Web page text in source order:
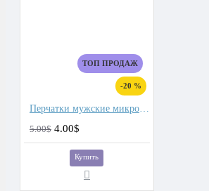
ТОП ПРОДАЖ
-20 %
Перчатки мужские микроволокно со спандекс вставками
5.00$ 4.00$
Купить